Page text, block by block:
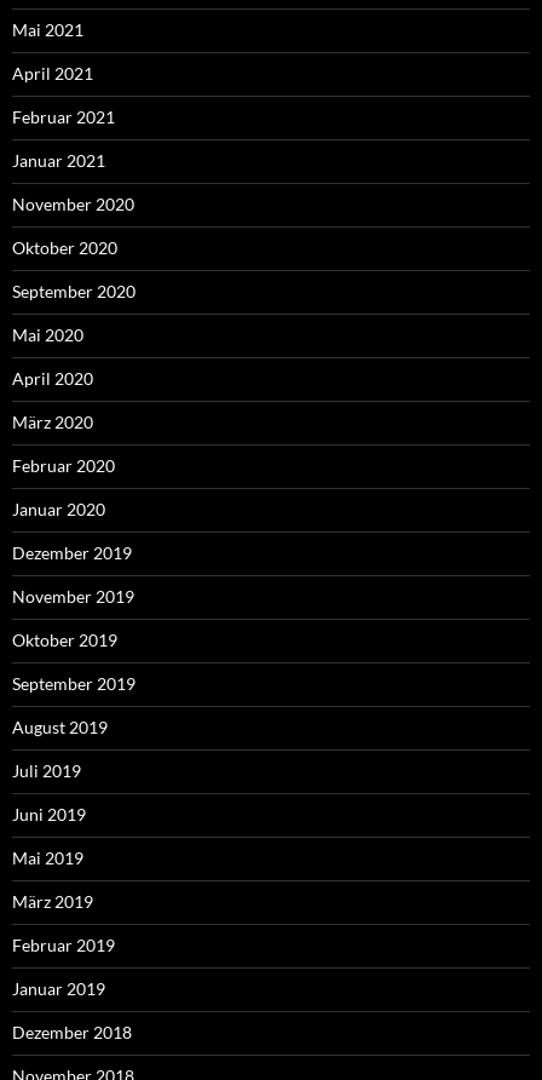
Mai 2021
April 2021
Februar 2021
Januar 2021
November 2020
Oktober 2020
September 2020
Mai 2020
April 2020
März 2020
Februar 2020
Januar 2020
Dezember 2019
November 2019
Oktober 2019
September 2019
August 2019
Juli 2019
Juni 2019
Mai 2019
März 2019
Februar 2019
Januar 2019
Dezember 2018
November 2018